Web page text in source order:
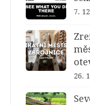
7.
26.